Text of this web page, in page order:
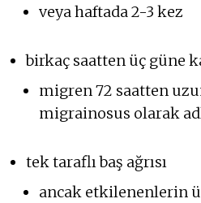
veya haftada 2-3 kez
birkaç saatten üç güne
migren 72 saatten
migrainosus olarak
tek taraflı baş ağrısı
ancak etkilenenlerin